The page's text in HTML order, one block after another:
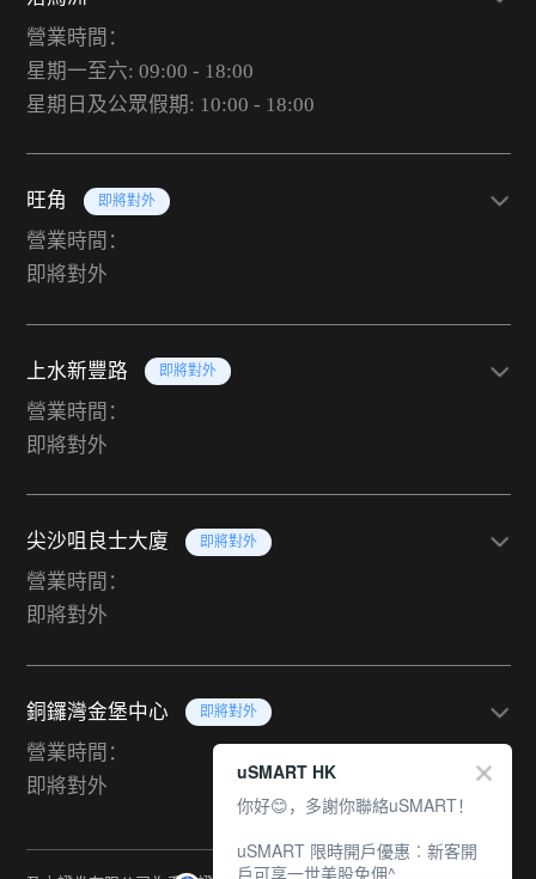
營業時間：
星期一至六: 09:00 - 18:00
星期日及公眾假期: 10:00 - 18:00
旺角 即將對外
營業時間：
即將對外
上水新豐路 即將對外
營業時間：
即將對外
尖沙咀良士大廈 即將對外
營業時間：
即將對外
銅鑼灣金堡中心 即將對外
營業時間：
即將對外
uSMART HK
你好😊，多謝你聯絡uSMART！
uSMART 限時開戶優惠︰新客開
戶可享一世美股免佣^